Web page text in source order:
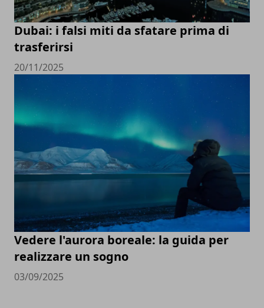
Dubai: i falsi miti da sfatare prima di
trasferirsi
20/11/2025
Vedere l'aurora boreale: la guida per
realizzare un sogno
03/09/2025